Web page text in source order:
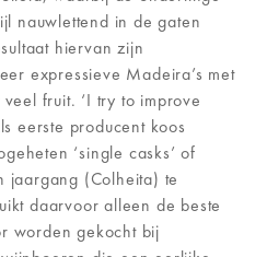
nauwlettend in de gaten
hiervan zijn
expressieve Madeira’s met
fruit. ‘I try to improve
eerste producent koos
‘single casks’ of
jaargang (Colheita) te
daarvoor alleen de beste
worden gekocht bij